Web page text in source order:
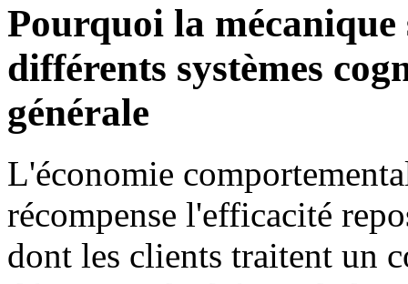
Pourquoi la mécanique
différents systèmes
générale
L'économie
récompense l'efficacité
dont les clients traitent un